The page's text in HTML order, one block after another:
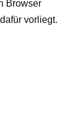
Browser
vorliegt.